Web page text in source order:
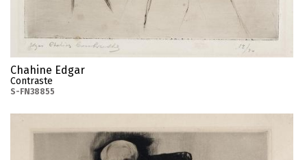
Chahine Edgar
Contraste
S-FN38855